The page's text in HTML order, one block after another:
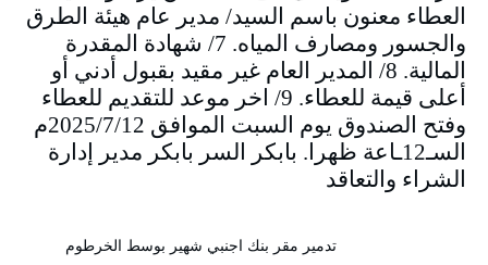
العطاء معنون باسم السيد/ مدير عام هيئة الطرق
والجسور ومصارف المياه. 7/ شهادة المقدرة
المالية. 8/ المدير العام غير مقيد بقبول أدني أو
أعلى قيمة للعطاء. 9/ اخر موعد للتقديم للعطاء
وفتح الصندوق يوم السبت الموافق 2025/7/12م
السـ12ـاعة ظهرا. بابكر السر بابكر مدير إدارة
الشراء والتعاقد
تدمير مقر بنك اجنبي شهير بوسط الخرطوم